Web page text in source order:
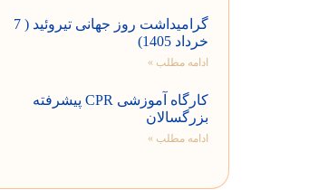
گرامیداشت روز جهانی تیروئید ( 7
خرداد 1405)
ادامه مطلب »
کارگاه آموزشی CPR پیشرفته
بزرگسالان
ادامه مطلب »